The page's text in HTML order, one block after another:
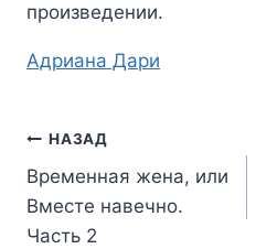
произведении.
Метки
Адриана Дари
Навигация
по
записям
НАЗАД
Временная жена, или
Вместе навечно.
Часть 2